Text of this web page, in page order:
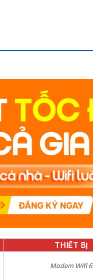
THIẾT BỊ
Modem Wifi 6